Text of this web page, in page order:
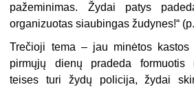
pažeminimas. Žydai patys
organizuotas siaubingas žudynes!“
Trečioji tema – jau minėtos
pirmųjų dienų pradeda formuotis
teises turi žydų policija, žydai